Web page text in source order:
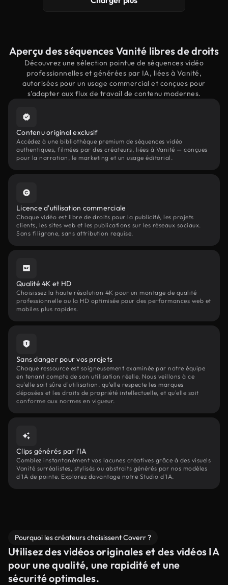
Aperçu des séquences Vanité libres de droits
Découvrez une sélection pointue de séquences vidéo
professionnelles et générées par IA, liées à Vanité,
autorisées pour un usage commercial et conçues pour
s'adapter aux flux de travail de contenu modernes.
Contenu original exclusif
Accédez à une bibliothèque premium de séquences vidéo
authentiques, filmées par des créateurs, liées à Vanité — conçues
pour la narration, le marketing et un usage éditorial.
Licence d'utilisation commerciale
Chaque vidéo est libre de droits pour la publicité, les projets
clients, les sites web et les publications sur les réseaux sociaux.
Sans filigrane, sans attribution requise.
Qualité 4K et HD
Choisissez la haute résolution 4K pour un montage de qualité
professionnelle ou la HD optimisée pour des performances web et
mobiles plus rapides.
Sans danger pour vos projets
Chaque ressource est soigneusement examinée par notre équipe
en tenant compte de son utilisation réelle. Nous veillons à ce
qu'elle soit sûre d'utilisation, qu'elle respecte les marques
déposées et les droits de propriété intellectuelle, et qu'elle soit
conforme aux normes en vigueur.
Clips générés par l'IA
Comblez instantanément vos lacunes créatives grâce à des visuels
Vanité surréalistes, stylisés ou abstraits générés par nos modèles
d'IA de pointe. Explorez davantage notre Studio d'IA.
Pourquoi les créateurs choisissent Coverr ?
Utilisez des vidéos originales et des vidéos IA
pour une qualité, une rapidité et une
sécurité optimales.